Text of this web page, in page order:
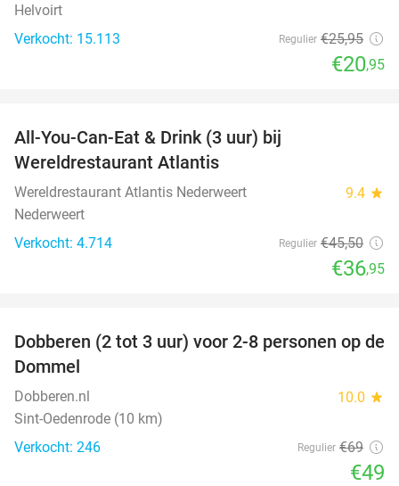
Helvoirt
Verkocht: 15.113
Regulier €25,95
€20,95
All-You-Can-Eat & Drink (3 uur) bij
Wereldrestaurant Atlantis
Wereldrestaurant Atlantis Nederweert 9.4 star
Nederweert
Verkocht: 4.714
Regulier €45,50
€36,95
29%
Dobberen (2 tot 3 uur) voor 2-8 personen op de
Dommel
Dobberen.nl 10.0 star
Sint-Oedenrode (10 km)
Verkocht: 246
Regulier €69
€49